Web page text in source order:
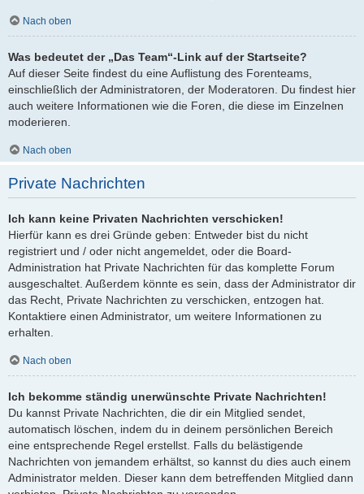
Nach oben
Was bedeutet der „Das Team“-Link auf der Startseite?
Auf dieser Seite findest du eine Auflistung des Forenteams,
einschließlich der Administratoren, der Moderatoren. Du findest hier
auch weitere Informationen wie die Foren, die diese im Einzelnen
moderieren.
Nach oben
Private Nachrichten
Ich kann keine Privaten Nachrichten verschicken!
Hierfür kann es drei Gründe geben: Entweder bist du nicht
registriert und / oder nicht angemeldet, oder die Board-
Administration hat Private Nachrichten für das komplette Forum
ausgeschaltet. Außerdem könnte es sein, dass der Administrator dir
das Recht, Private Nachrichten zu verschicken, entzogen hat.
Kontaktiere einen Administrator, um weitere Informationen zu
erhalten.
Nach oben
Ich bekomme ständig unerwünschte Private Nachrichten!
Du kannst Private Nachrichten, die dir ein Mitglied sendet,
automatisch löschen, indem du in deinem persönlichen Bereich
eine entsprechende Regel erstellst. Falls du belästigende
Nachrichten von jemandem erhältst, so kannst du dies auch einem
Administrator melden. Dieser kann dem betreffenden Mitglied dann